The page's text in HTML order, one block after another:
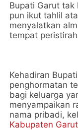
Bupati Garut tak
pun ikut tahlil
menyalatkan
tempat
Kehadiran
penghormatan
bagi keluarga
menyampaikan
nama pribadi,
Kabupaten Garut